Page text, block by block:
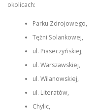
okolicach:
Parku Zdrojowego,
Tężni Solankowej,
ul. Piaseczyńskiej,
ul. Warszawskiej,
ul. Wilanowskiej,
ul. Literatów,
Chylic,